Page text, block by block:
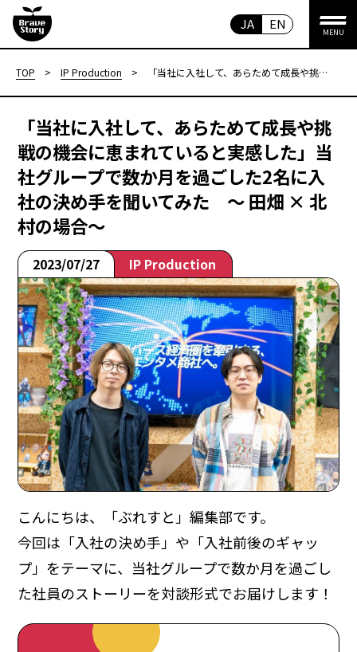
EN
JA
MENU
TOP > IP Production >
「当社に入社して、あらためて成長や挑戦
ループで数か月を過ごした2名に入社の決
～
「当社に入社して、あらためて成長や挑
戦の機会に恵まれていると実感した」当
社グループで数か月を過ごした2名に入
社の決め手を聞いてみた ～ 田畑 × 北
村の場合～
2023/07/27 IP Production
こんにちは、「ぶれすと」編集部です。
今回は「入社の決め手」や「入社前後のギャッ
プ」をテーマに、当社グループで数か月を過ごし
た社員のストーリーを対談形式でお届けします！